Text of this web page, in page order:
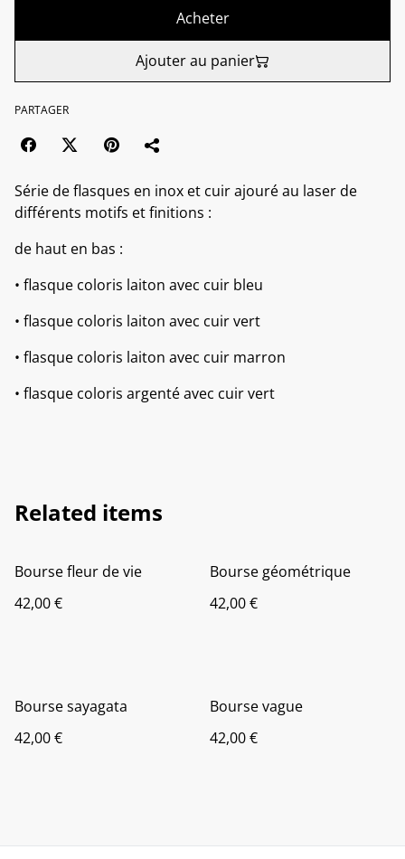
Acheter
Ajouter au panier
PARTAGER
Série de flasques en inox et cuir ajouré au laser de
différents motifs et finitions :
de haut en bas :
• flasque coloris laiton avec cuir bleu
• flasque coloris laiton avec cuir vert
• flasque coloris laiton avec cuir marron
• flasque coloris argenté avec cuir vert
Related items
Bourse fleur de vie
42,00 €
Bourse géométrique
42,00 €
Bourse sayagata
42,00 €
Bourse vague
42,00 €